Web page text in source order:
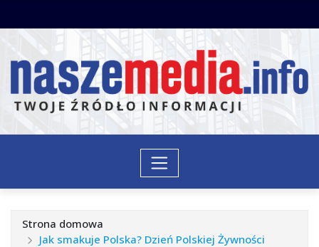
do
Strona domowa
Jak smakuje Polska? Dzień Polskiej Żywności